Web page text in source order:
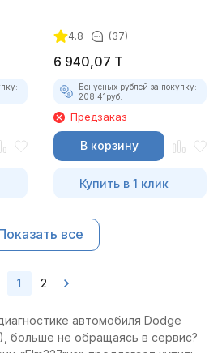
4.8 (37)
6 940,07 T
Бонусных рублей за покупку:
208.41руб.
Предзаказ
В корзину
Купить в 1 клик
все
1 2
автомобиля Dodge
больше не обращаясь в сервис?